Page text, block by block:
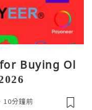
Buying Ol
10分鐘前